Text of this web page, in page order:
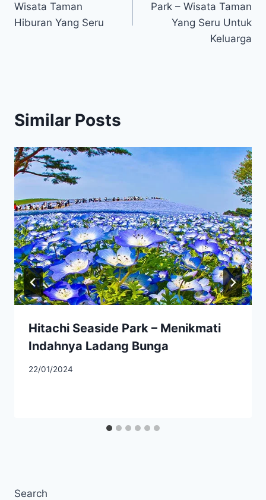
Wisata Taman
Hiburan Yang Seru
Park – Wisata Taman
Yang Seru Untuk
Keluarga
Similar Posts
Hitachi Seaside Park – Menikmati
Indahnya Ladang Bunga
22/01/2024
Search